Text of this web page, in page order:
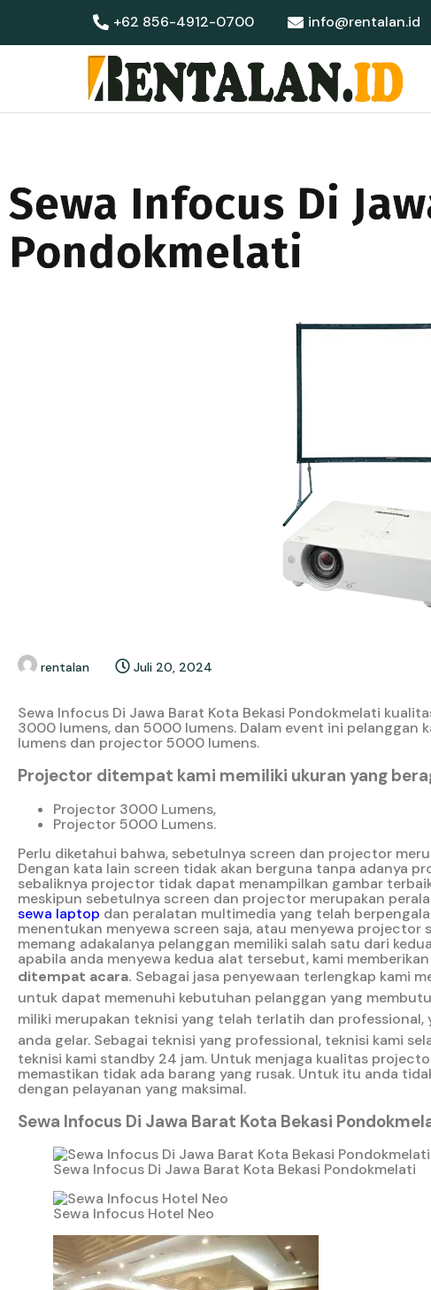
+62 856-4912-0700 info@rentalan.id
Sewa Infocus Di
Pondokmelati
rentalan Juli 20, 2024
Sewa Infocus Di Jawa Barat Kota Bekasi Pondokmelati
3000 lumens, dan 5000 lumens. Dalam event ini
lumens dan projector 5000 lumens.
Projector ditempat kami memiliki ukuran yang
Projector 3000 Lumens,
Projector 5000 Lumens.
Perlu diketahui bahwa, sebetulnya screen dan projector
Dengan kata lain screen tidak akan berguna tanpa adanya
sebaliknya projector tidak dapat menampilkan gambar
meskipun sebetulnya screen dan projector merupakan
sewa laptop dan peralatan multimedia yang telah
menentukan menyewa screen saja, atau menyewa projector
memang adakalanya pelanggan memiliki salah satu dari
apabila anda menyewa kedua alat tersebut, kami
ditempat acara. Sebagai jasa penyewaan terlengkap kami
untuk dapat memenuhi kebutuhan pelanggan yang
miliki merupakan teknisi yang telah terlatih dan
anda gelar. Sebagai teknisi yang professional, teknisi kami
teknisi kami standby 24 jam. Untuk menjaga kualitas
memastikan tidak ada barang yang rusak. Untuk itu anda
dengan pelayanan yang maksimal.
Sewa Infocus Di Jawa Barat Kota Bekasi
Sewa Infocus Di Jawa Barat Kota Bekasi Pondokmelati
Sewa Infocus Hotel Neo